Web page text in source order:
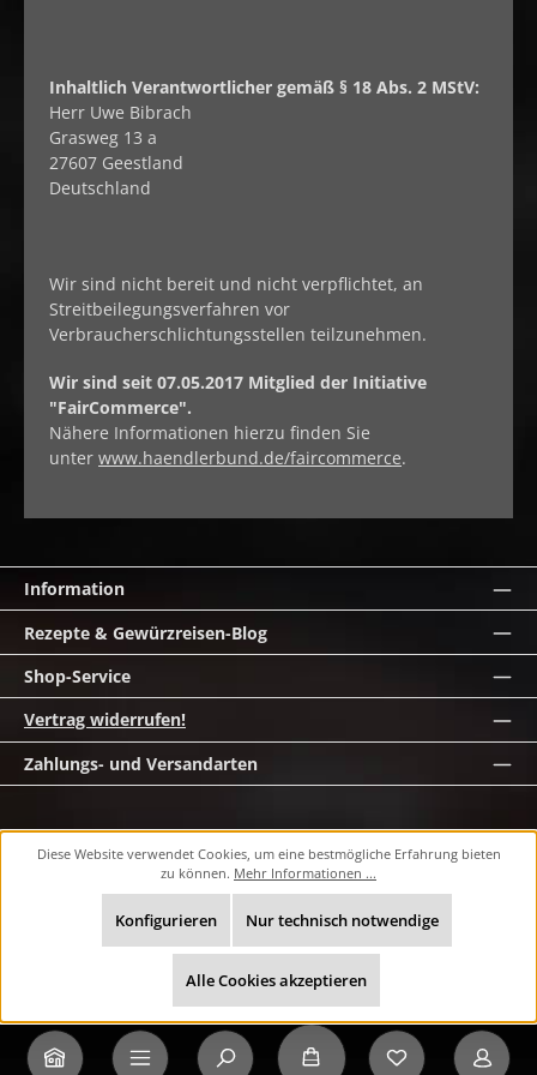
Du hast 0
Inhaltlich Verantwortlicher gemäß § 18 Abs. 2 MStV:
Herr Uwe Bibrach
Grasweg 13 a
27607 Geestland
Deutschland
Wir sind nicht bereit und nicht verpflichtet, an
Streitbeilegungsverfahren vor
Verbraucherschlichtungsstellen teilzunehmen.
Wir sind seit 07.05.2017 Mitglied der Initiative
"FairCommerce".
Nähere Informationen hierzu finden Sie
unter www.haendlerbund.de/faircommerce.
Information
Rezepte & Gewürzreisen-Blog
Shop-Service
Vertrag widerrufen!
Zahlungs- und Versandarten
Nachnahmegebühren, wenn nicht anders angegeben.
© 2026 masawi.de - Alle Rechte vorbehalten. Theme by
Diese Website verwendet Cookies, um eine bestmögliche Erfahrung bieten
zu können. Mehr Informationen ...
Nur technisch notwendige
Konfigurieren
Alle Cookies akzeptieren